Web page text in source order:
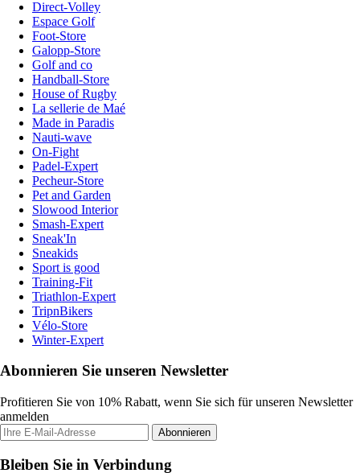
Direct-Volley
Espace Golf
Foot-Store
Galopp-Store
Golf and co
Handball-Store
House of Rugby
La sellerie de Maé
Made in Paradis
Nauti-wave
On-Fight
Padel-Expert
Pecheur-Store
Pet and Garden
Slowood Interior
Smash-Expert
Sneak'In
Sneakids
Sport is good
Training-Fit
Triathlon-Expert
TripnBikers
Vélo-Store
Winter-Expert
Abonnieren Sie unseren Newsletter
Profitieren Sie von 10% Rabatt, wenn Sie sich für unseren Newsletter
anmelden
Abonnieren
Bleiben Sie in Verbindung